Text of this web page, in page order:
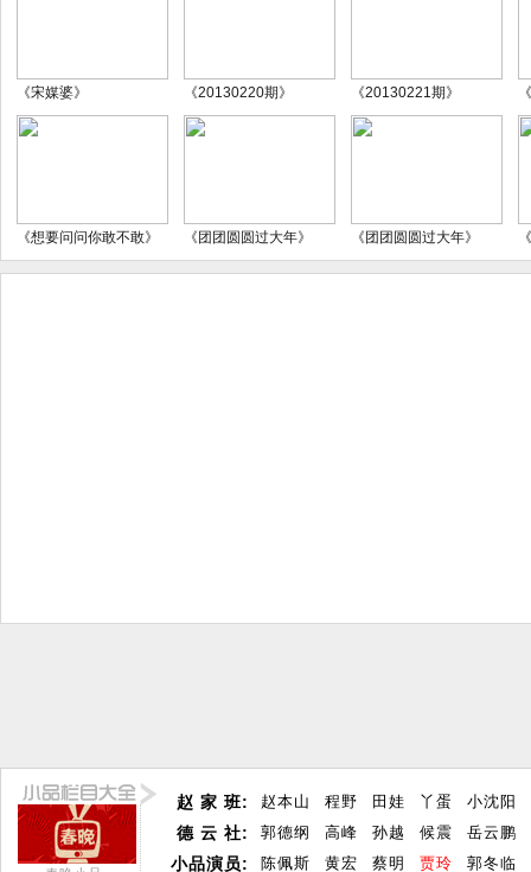
《宋媒婆》 《20130220期》 《20130221期》
《想要问问你敢不敢》 《团团圆圆过大年》 《团团圆圆过大年》
赵 家 班:
德 云 社:
小品演员:
赵本山 程野 田娃 丫蛋
小沈阳
郭德纲
高峰 孙越 候震
岳云鹏
陈佩斯
黄宏 蔡明 贾玲 郭冬临